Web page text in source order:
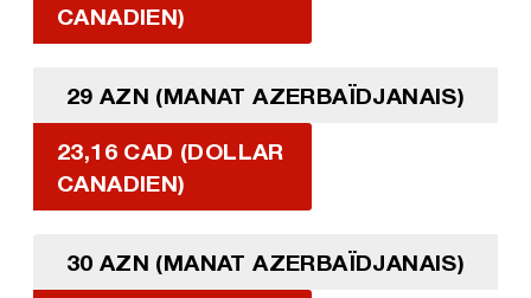
CANADIEN)
29 AZN (MANAT AZERBAÏDJANAIS)
23,16 CAD (DOLLAR
CANADIEN)
30 AZN (MANAT AZERBAÏDJANAIS)